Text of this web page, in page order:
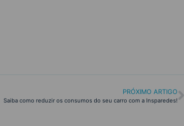
PRÓXIMO ARTIGO
Saiba como reduzir os consumos do seu carro com a Insparedes!